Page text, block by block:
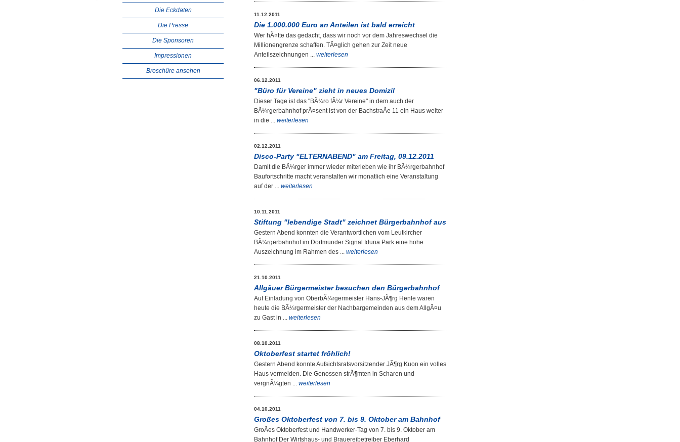
Die Eckdaten
Die Presse
Die Sponsoren
Impressionen
Broschüre ansehen
11.12.2011
Die 1.000.000 Euro an Anteilen ist bald erreicht
Wer hÃ¤tte das gedacht, dass wir noch vor dem Jahreswechsel die
Millionengrenze schaffen. TÃ¤glich gehen zur Zeit neue
Anteilszeichnungen ... weiterlesen
06.12.2011
"Büro für Vereine" zieht in neues Domizil
Dieser Tage ist das "BÃ¼ro fÃ¼r Vereine" in dem auch der
BÃ¼rgerbahnhof prÃ¤sent ist von der BachstraÃe 11 ein Haus weiter
in die ... weiterlesen
02.12.2011
Disco-Party "ELTERNABEND" am Freitag, 09.12.2011
Damit die BÃ¼rger immer wieder miterleben wie ihr BÃ¼rgerbahnhof
Baufortschritte macht veranstalten wir monatlich eine Veranstaltung
auf der ... weiterlesen
10.11.2011
Stiftung "lebendige Stadt" zeichnet Bürgerbahnhof aus
Gestern Abend konnten die Verantwortlichen vom Leutkircher
BÃ¼rgerbahnhof im Dortmunder Signal Iduna Park eine hohe
Auszeichnung im Rahmen des ... weiterlesen
21.10.2011
Allgäuer Bürgermeister besuchen den Bürgerbahnhof
Auf Einladung von OberbÃ¼rgermeister Hans-JÃ¶rg Henle waren
heute die BÃ¼rgermeister der Nachbargemeinden aus dem AllgÃ¤u
zu Gast in ... weiterlesen
08.10.2011
Oktoberfest startet fröhlich!
Gestern Abend konnte Aufsichtsratsvorsitzender JÃ¶rg Kuon ein volles
Haus vermelden. Die Genossen strÃ¶mten in Scharen und
vergnÃ¼gten ... weiterlesen
04.10.2011
Großes Oktoberfest von 7. bis 9. Oktober am Bahnhof
GroÃes Oktoberfest und Handwerker-Tag von 7. bis 9. Oktober am
Bahnhof Der Wirtshaus- und Brauereibetreiber Eberhard